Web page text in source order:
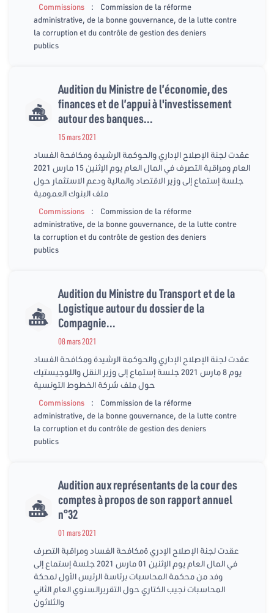
Commissions
:
Commission de la réforme
administrative, de la bonne gouvernance, de la lutte contre
la corruption et du contrôle de gestion des deniers
publics
Audition du Ministre de l’économie, des
finances et de l’appui à l'investissement
autour des banques...
15 mars 2021
عقدت لجنة الإصلاح الإداري والحوكمة الرشيدة ومكافحة الفساد
العام ومراقبة التصرف في المال العام يوم الإثنين 15 مارس 2021
جلسة إستماع إلى وزير الاقتصاد والمالية ودعم الاستثمار حول
ملف البنوك العمومية
Commissions
:
Commission de la réforme
administrative, de la bonne gouvernance, de la lutte contre
la corruption et du contrôle de gestion des deniers
publics
Audition du Ministre du Transport et de la
Logistique autour du dossier de la
Compagnie...
08 mars 2021
عقدت لجنة الإصلاح الإداري والحوكمة الرشيدة ومكافحة الفساد
يوم 8 مارس 2021 جلسة إستماع إلى وزير النقل واللوجيستيك
حول ملف شركة الخطوط التونسية
Commissions
:
Commission de la réforme
administrative, de la bonne gouvernance, de la lutte contre
la corruption et du contrôle de gestion des deniers
publics
Audition aux représentants de la cour des
comptes à propos de son rapport annuel
n°32
01 mars 2021
عقدت لجنة الإصلاح الإدري ةمكافحة الفساد ومراقبة التصرف
في المال العام يوم الإثنين 01 مارس 2021 جلسة إستماع إلى
وفد من محكمة المحاسبات برئاسة الرئيس الأول لمحكة
المحاسبات نجيب الكتاري حول التقريرالسنوي العام الثاني
والثلاثون